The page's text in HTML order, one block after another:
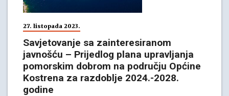
27. listopada 2023.
Savjetovanje sa zainteresiranom
javnošću – Prijedlog plana upravljanja
pomorskim dobrom na području Općine
Kostrena za razdoblje 2024.-2028.
godine